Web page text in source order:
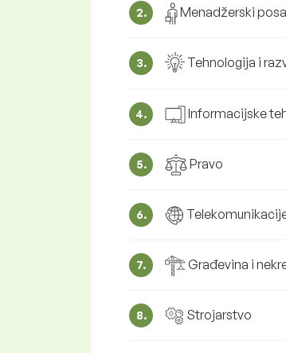
2. Menadžerski
3. Tehnologija i
4. Informacijske
5. Pravo
6.
7. Građevina i
8. Strojarstvo